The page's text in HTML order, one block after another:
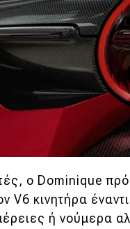
ο Dominique
V6 κινητήρα
ή νούμερα